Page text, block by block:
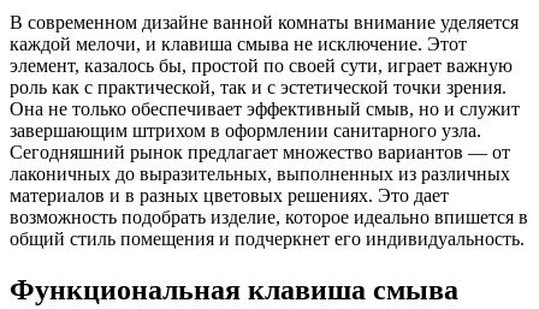
В современном дизайне ванной комнаты внимание уделяется
каждой мелочи, и клавиша смыва не исключение. Этот
элемент, казалось бы, простой по своей сути, играет важную
роль как с практической, так и с эстетической точки зрения.
Она не только обеспечивает эффективный смыв, но и служит
завершающим штрихом в оформлении санитарного узла.
Сегодняшний рынок предлагает множество вариантов — от
лаконичных до выразительных, выполненных из различных
материалов и в разных цветовых решениях. Это дает
возможность подобрать изделие, которое идеально впишется в
общий стиль помещения и подчеркнет его индивидуальность.
Функциональная клавиша смыва